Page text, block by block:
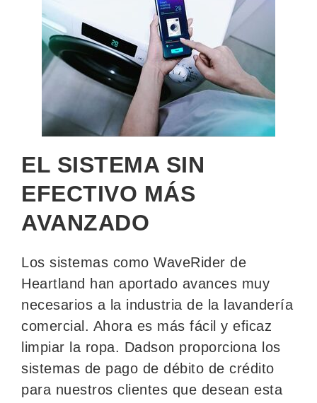
EL SISTEMA SIN
EFECTIVO MÁS
AVANZADO
Los sistemas como WaveRider de
Heartland han aportado avances muy
necesarios a la industria de la lavandería
comercial. Ahora es más fácil y eficaz
limpiar la ropa. Dadson proporciona los
sistemas de pago de débito de crédito
para nuestros clientes que desean esta